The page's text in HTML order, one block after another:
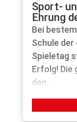
Sport-
Ehrung
Bei
Schule
Spieletag
Erfolg! Die
den...